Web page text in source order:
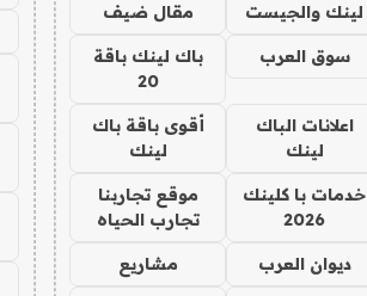
لينك والجيست
مقال ضيف
سوق العرب
باك لينك باقة
20
اعلانات الباك
لينك
أقوى باقة باك
لينك
خدمات با كلينك
2026
موقع تجاربنا
تجارب الحياه
ديوان العرب مشاريع